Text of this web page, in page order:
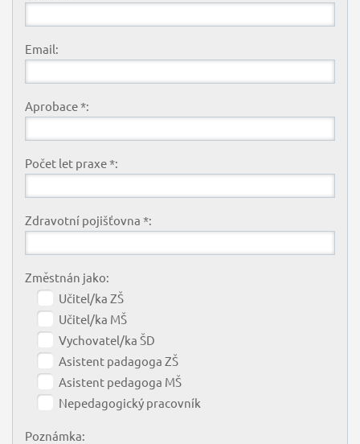
Email:
Aprobace *:
Počet let praxe *:
Zdravotní pojišťovna *:
Změstnán jako:
Učitel/ka ZŠ
Učitel/ka MŠ
Vychovatel/ka ŠD
Asistent padagoga ZŠ
Asistent pedagoga MŠ
Nepedagogický pracovník
Poznámka: